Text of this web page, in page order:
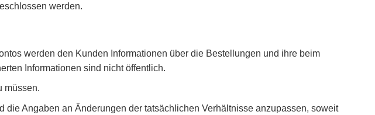
werden.
werden den Kunden Informationen über die Bestellungen und ihre beim
Informationen sind nicht öffentlich.
müssen.
Angaben an Änderungen der tatsächlichen Verhältnisse anzupassen, soweit